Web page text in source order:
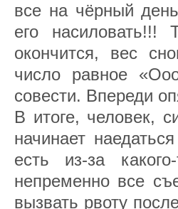
все на чёрный
его насиловать!!!
окончится, вес
число равное
совести. Впереди
В итоге, человек,
начинает
есть из-за
непременно все
вызвать рвоту